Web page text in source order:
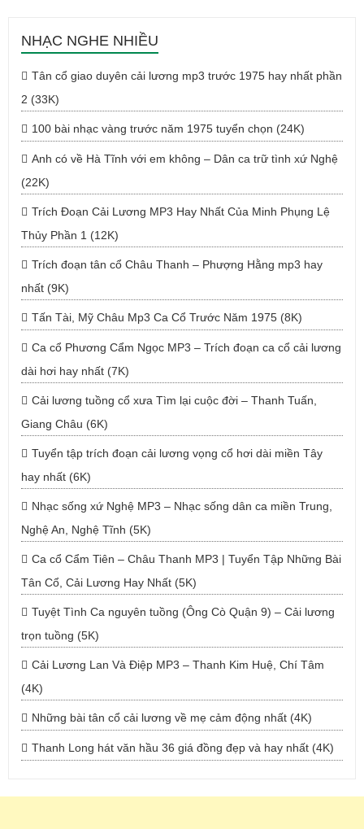
NHẠC NGHE NHIỀU
Tân cổ giao duyên cải lương mp3 trước 1975 hay nhất phần
2 (33K)
100 bài nhạc vàng trước năm 1975 tuyển chọn (24K)
Anh có về Hà Tĩnh với em không – Dân ca trữ tình xứ Nghệ
(22K)
Trích Đoạn Cải Lương MP3 Hay Nhất Của Minh Phụng Lệ
Thủy Phần 1 (12K)
Trích đoạn tân cổ Châu Thanh – Phượng Hằng mp3 hay
nhất (9K)
Tấn Tài, Mỹ Châu Mp3 Ca Cổ Trước Năm 1975 (8K)
Ca cổ Phương Cẩm Ngọc MP3 – Trích đoạn ca cổ cải lương
dài hơi hay nhất (7K)
Cải lương tuồng cổ xưa Tìm lại cuộc đời – Thanh Tuấn,
Giang Châu (6K)
Tuyển tập trích đoạn cải lương vọng cổ hơi dài miền Tây
hay nhất (6K)
Nhạc sống xứ Nghệ MP3 – Nhạc sống dân ca miền Trung,
Nghệ An, Nghệ Tĩnh (5K)
Ca cổ Cẩm Tiên – Châu Thanh MP3 | Tuyển Tập Những Bài
Tân Cổ, Cải Lương Hay Nhất (5K)
Tuyệt Tình Ca nguyên tuồng (Ông Cò Quận 9) – Cải lương
trọn tuồng (5K)
Cải Lương Lan Và Điệp MP3 – Thanh Kim Huệ, Chí Tâm
(4K)
Những bài tân cổ cải lương về mẹ cảm động nhất (4K)
Thanh Long hát văn hầu 36 giá đồng đẹp và hay nhất (4K)